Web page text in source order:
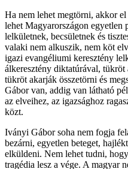
Ha nem lehet megtörni, akkor
lehet Magyarországon egyetlen
lelkületnek, becsületnek és
valaki nem alkuszik, nem köt
igazi evangéliumi keresztény
álkeresztény diktatúrával,
tükröt akarják összetörni és
Gábor van, addig van látható
az elveihez, az igazsághoz
közt.
Iványi Gábor soha nem fogja
bezárni, egyetlen beteget,
elküldeni. Nem lehet tudni,
tragédia lesz a vége. A magyar